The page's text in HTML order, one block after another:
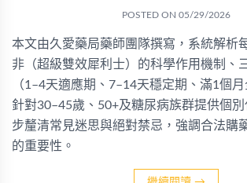
POSTED ON 05/29/2026
本文由久愛藥局藥師團隊撰寫，系統解析
非（超級雙效犀利士）的科學作用機制、
（1–4天適應期、7–14天穩定期、滿1個
針對30–45歲、50+及糖尿病族群提供個別
步釐清常見迷思與絕對禁忌，強調合法購
的重要性。